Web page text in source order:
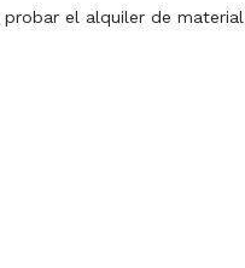
el alquiler de material